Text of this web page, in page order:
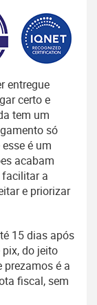
entregue
certo e
tem um
só
é um
acabam
facilitar a
e priorizar
15 dias após
do jeito
prezamos é a
fiscal, sem